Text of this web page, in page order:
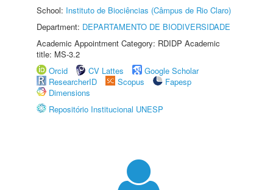
School: Instituto de Biociências (Câmpus de Rio Claro)
Department: DEPARTAMENTO DE BIODIVERSIDADE
Academic Appointment Category: RDIDP Academic
title: MS-3.2
Orcid
CV Lattes
Google Scholar
ResearcherID
Scopus
Fapesp
Dimensions
Repositório Institucional UNESP